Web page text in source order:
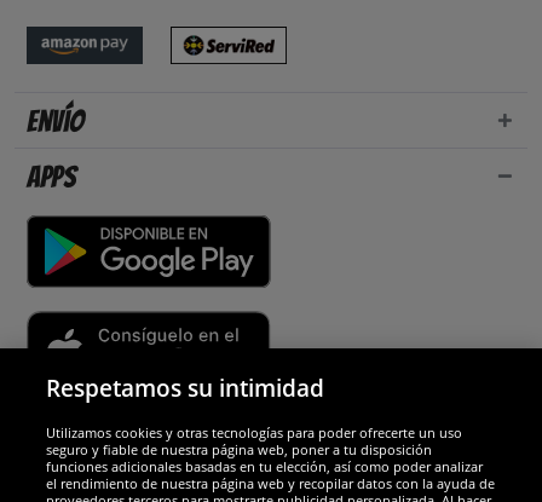
Envío
Apps
Socios y seguridad
Respetamos su intimidad
Utilizamos cookies y otras tecnologías para poder ofrecerte un uso
seguro y fiable de nuestra página web, poner a tu disposición
funciones adicionales basadas en tu elección, así como poder analizar
el rendimiento de nuestra página web y recopilar datos con la ayuda de